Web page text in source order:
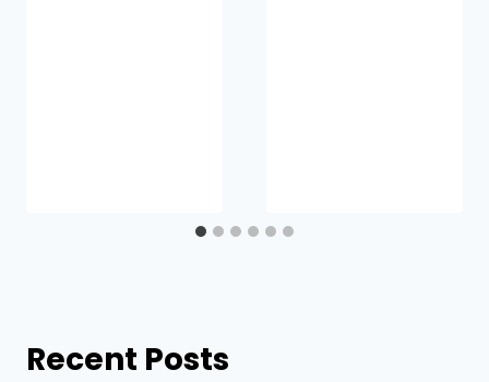
Recent Posts